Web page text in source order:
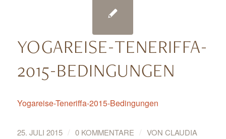
YOGAREISE-TENERIFFA-
2015-BEDINGUNGEN
Yogareise-Teneriffa-2015-Bedingungen
25. JULI 2015 / 0 KOMMENTARE / VON CLAUDIA